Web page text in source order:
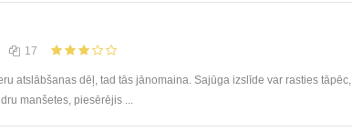
17
atslābšanas dēļ, tad tās jānomaina. Sajūga izslīde var rasties tāpēc,
manšetes, piesērējis ...